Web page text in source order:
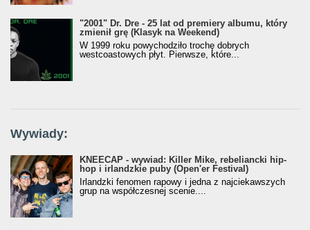
"2001" Dr. Dre - 25 lat od premiery albumu, który
zmienił grę (Klasyk na Weekend)
W 1999 roku powychodziło trochę dobrych
westcoastowych płyt. Pierwsze, które...
Wywiady:
KNEECAP - wywiad: Killer Mike, rebeliancki hip-
hop i irlandzkie puby (Open'er Festival)
Irlandzki fenomen rapowy i jedna z najciekawszych
grup na współczesnej scenie....